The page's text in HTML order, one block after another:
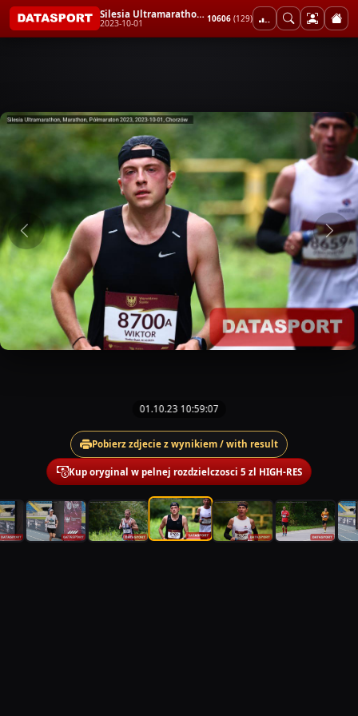
Silesia Ultramarathon, Marathon, Półmaraton 2023
2023-10-01 10606 (129)
01.10.23 10:59:07
Pobierz zdjecie z wynikiem / with result
Kup oryginal w pelnej rozdzielczosci 5 zl HIGH-RES